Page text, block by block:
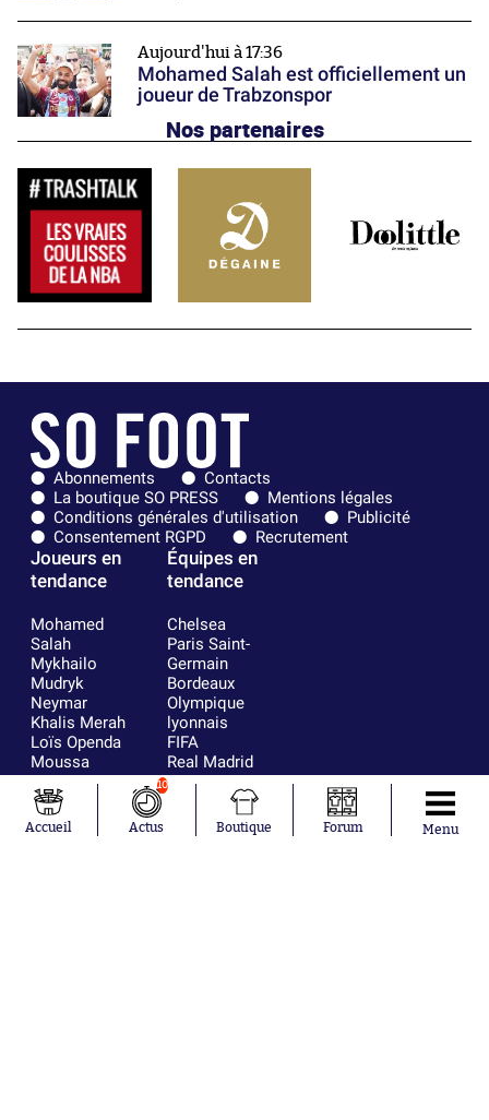
Aujourd'hui à 17:36
Mohamed Salah est officiellement un
joueur de Trabzonspor
Nos partenaires
Abonnements
Contacts
La boutique SO PRESS
Mentions légales
Conditions générales d'utilisation
Publicité
Consentement RGPD
Recrutement
Joueurs en
tendance
Mohamed
Salah
Mykhailo
Mudryk
Neymar
Khalis Merah
Loïs Openda
Moussa
Nicolás
Tagliafico
Pavel Šulc
Équipes en
tendance
Chelsea
Paris Saint-
Germain
Bordeaux
Olympique
lyonnais
FIFA
Real Madrid
RC Strasbourg
AC Milan
RC Lens
Accueil
10
Actus Boutique Forum Menu